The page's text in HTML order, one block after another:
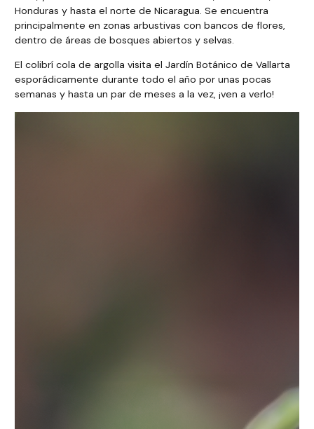
Honduras y hasta el norte de Nicaragua. Se encuentra
principalmente en zonas arbustivas con bancos de flores,
dentro de áreas de bosques abiertos y selvas.
El colibrí cola de argolla visita el Jardín Botánico de Vallarta
esporádicamente durante todo el año por unas pocas
semanas y hasta un par de meses a la vez, ¡ven a verlo!